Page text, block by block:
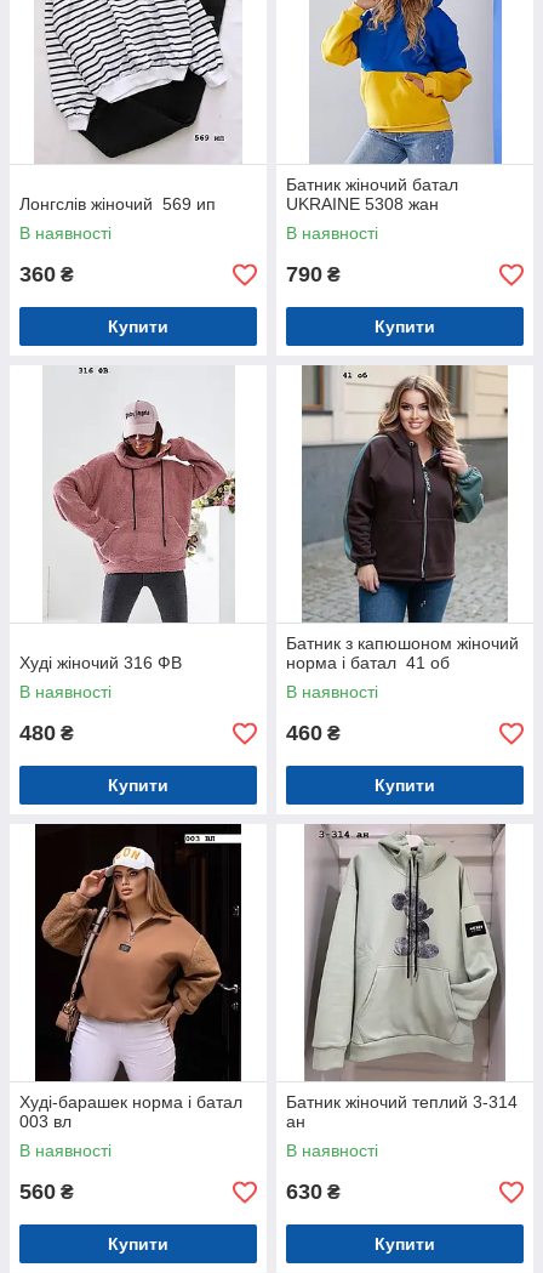
Лонгслів жіночий 569 ип
В наявності
360 ₴
Купити
Батник жіночий батал
UKRAINE 5308 жан
В наявності
790 ₴
Купити
Худі жіночий 316 ФВ
В наявності
480 ₴
Купити
Батник з капюшоном жіночий
норма і батал 41 об
В наявності
460 ₴
Купити
Худі-барашек норма і батал
003 вл
В наявності
560 ₴
Купити
Батник жіночий теплий 3-314
ан
В наявності
630 ₴
Купити